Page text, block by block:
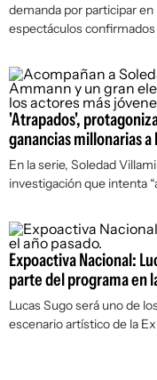
demanda por participar
espectáculos confirmados
'Atrapados',
ganancias millonarias
En la serie, Soledad
investigación que intenta
Expoactiva Nacional:
parte del programa en
Lucas Sugo será uno de
escenario artístico de la